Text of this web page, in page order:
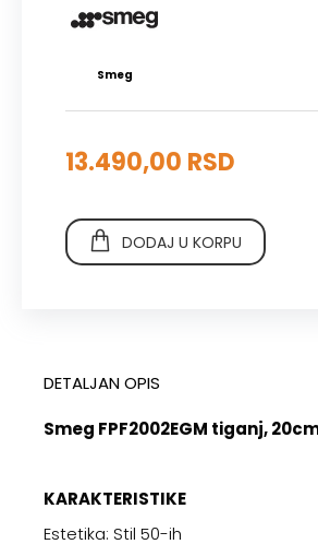
Smeg
13.490,00 RSD
DODAJ U KORPU
DETALJAN OPIS
Smeg FPF2002EGM tiganj,
KARAKTERISTIKE
Estetika: Stil 50-ih